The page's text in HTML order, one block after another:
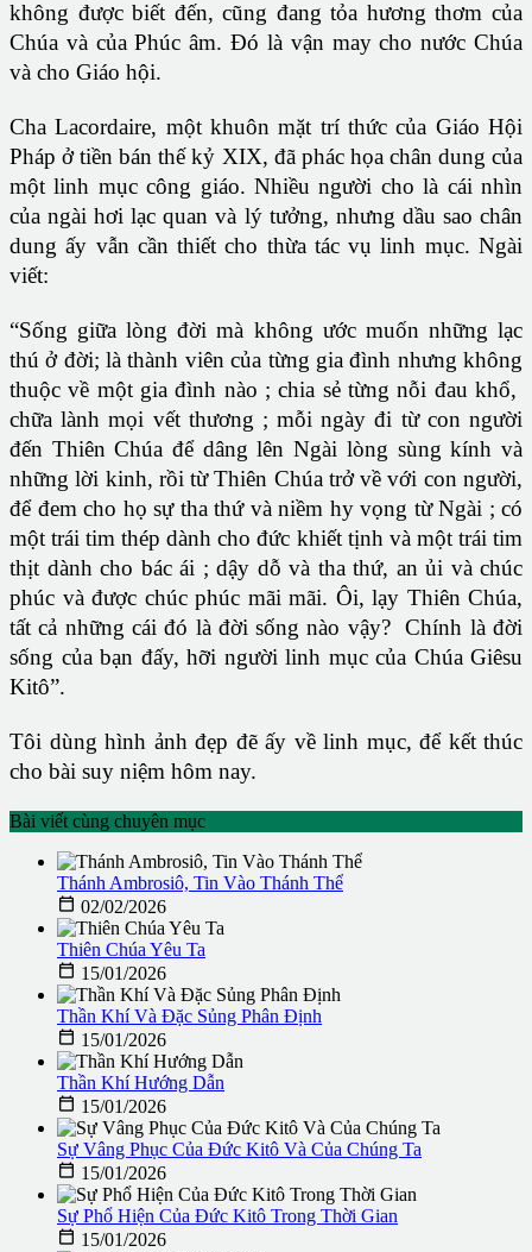
không được biết đến, cũng đang tỏa hương thơm của
Chúa và của Phúc âm. Đó là vận may cho nước Chúa
và cho Giáo hội.
Cha Lacordaire, một khuôn mặt trí thức của Giáo Hội
Pháp ở tiền bán thế kỷ XIX, đã phác họa chân dung của
một linh mục công giáo. Nhiều người cho là cái nhìn
của ngài hơi lạc quan và lý tưởng, nhưng dầu sao chân
dung ấy vẫn cần thiết cho thừa tác vụ linh mục. Ngài
viết:
“Sống giữa lòng đời mà không ước muốn những lạc
thú ở đời; là thành viên của từng gia đình nhưng không
thuộc về một gia đình nào ; chia sẻ từng nỗi đau khổ,
chữa lành mọi vết thương ; mỗi ngày đi từ con người
đến Thiên Chúa để dâng lên Ngài lòng sùng kính và
những lời kinh, rồi từ Thiên Chúa trở về với con người,
để đem cho họ sự tha thứ và niềm hy vọng từ Ngài ; có
một trái tim thép dành cho đức khiết tịnh và một trái tim
thịt dành cho bác ái ; dậy dỗ và tha thứ, an ủi và chúc
phúc và được chúc phúc mãi mãi. Ôi, lạy Thiên Chúa,
tất cả những cái đó là đời sống nào vậy? Chính là đời
sống của bạn đấy, hỡi người linh mục của Chúa Giêsu
Kitô”.
Tôi dùng hình ảnh đẹp đẽ ấy về linh mục, để kết thúc
cho bài suy niệm hôm nay.
Bài viết cùng chuyên mục
Thánh Ambrosiô, Tin Vào Thánh Thể
 02/02/2026
Thiên Chúa Yêu Ta
 15/01/2026
Thần Khí Và Đặc Sủng Phân Định
 15/01/2026
Thần Khí Hướng Dẫn
 15/01/2026
Sự Vâng Phục Của Đức Kitô Và Của Chúng Ta
 15/01/2026
Sự Phổ Hiện Của Đức Kitô Trong Thời Gian
 15/01/2026